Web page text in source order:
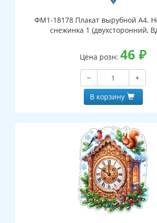
ФМ1-18178 Плакат вырубной А4.
снежинка 1 (двухсторонний,
Цена розн: 46 ₽
−
+
В корзину